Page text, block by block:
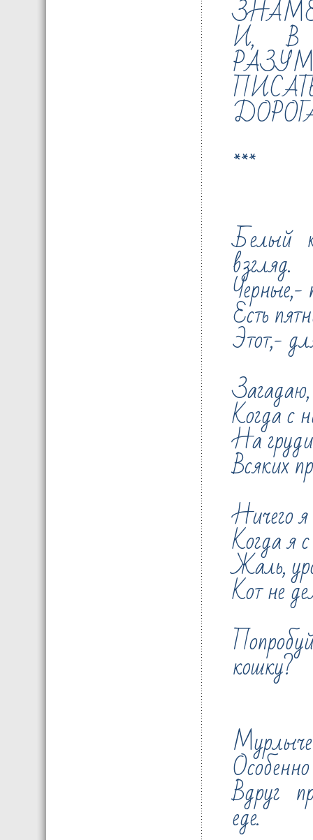
И, В
***
Белый
взгляд.
Черные,-
Есть
Этот,-
Когда с
На
Всяких
Ничего
Когда я
Жаль,
Кот не
кошку?
Вдруг
еде.